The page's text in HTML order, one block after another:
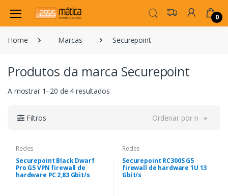
0
Home Marcas Securepoint
Produtos da marca Securepoint
A mostrar 1–20 de 4 resultados
Filtros Ordenar por novidade
Redes
Securepoint Black Dwarf
Pro G5 VPN firewall de
hardware PC 2,83 Gbit/s
Redes
Securepoint RC300S G5
firewall de hardware 1U 13
Gbit/s